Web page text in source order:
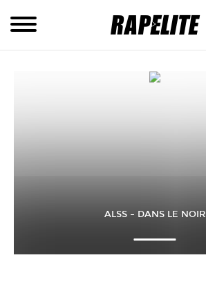
ALSS – DANS LE NOIR